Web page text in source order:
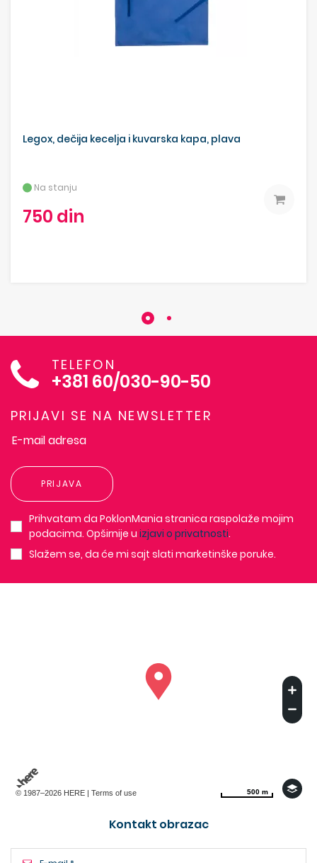
Legox, dečija kecelja i kuvarska kapa, plava
Na stanju
750 din
TELEFON
+381 60/030-90-50
PRIJAVI SE NA NEWSLETTER
PRIJAVA
Prihvatam da PoklonMania stranica raspolaže mojim
podacima. Opširnije u izjavi o privatnosti.
Slažem se, da će mi sajt slati marketinške poruke.
© 1987–2026 HERE | Terms of use 500 m
500 m
Kontakt obrazac